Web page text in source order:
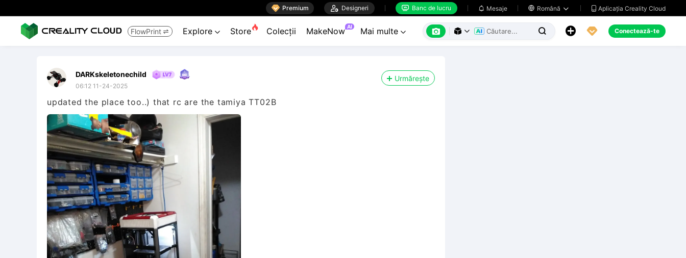
 Premium  Designeri  Banc de lucru  Mesaje  Română   Aplicația Creality Cloud
FlowPrint  Explore  Store Colecții MakeNow AI Mai multe        Conectează-te
DARKskeletonechild
06:12 11-24-2025
Urmărește
updated the place too..) that rc are the tamiya TT02B